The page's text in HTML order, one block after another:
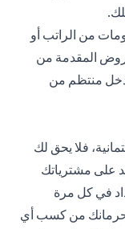
من الراتب أو
المقدمة من
أي دخل منتظم من
فلا يحق لك
على مشترياتك
في كل مرة
حرمانك من كسب أي